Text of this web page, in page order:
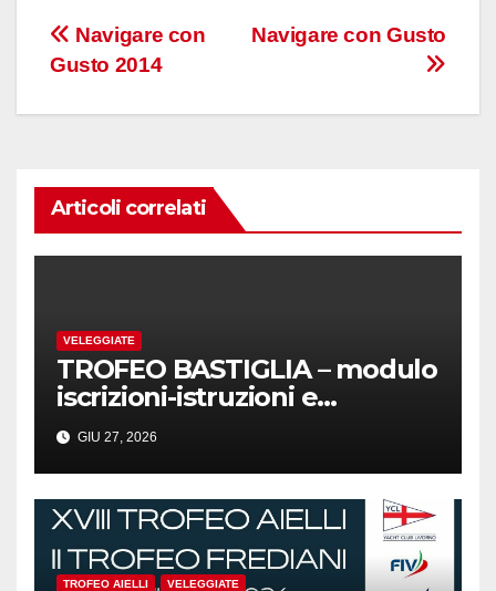
NavigazioneNavigare con Gusto
Navigare con
Gusto 2014
Articoli correlati
VELEGGIATE
TROFEO BASTIGLIA – modulo
iscrizioni-istruzioni e
comunicati!
GIU 27, 2026
TROFEO AIELLI VELEGGIATE